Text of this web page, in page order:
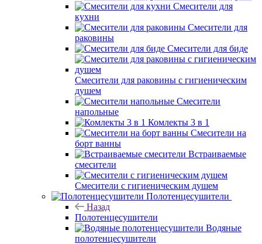
Смесители для
кухни
Смесители для
раковины
Смесители для биде
Смесители для раковины с гигиеническим
душем
Смесители
напольные
Комлекты 3 в 1
Смесители на
борт ванны
Встраиваемые
смесители
Смесители с гигиеническим душем
Полотенцесушители
Назад
Полотенцесушители
Водяные
полотенцесушители